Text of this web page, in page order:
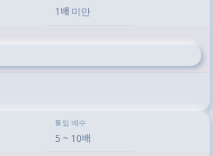
1배 미만
5 ~ 10배